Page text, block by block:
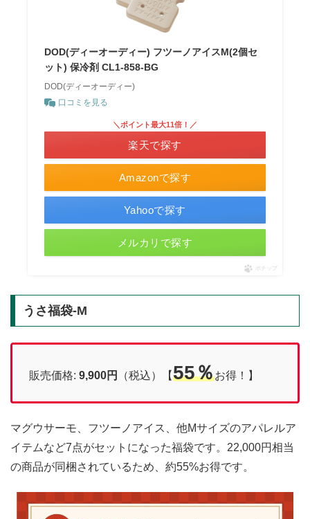
DOD(ディーオーディー) フツーノアイスM(2個セ
ット) 保冷剤 CL1-858-BG
DOD(ディーオーディー)
口コミを見る
Amazonで探す
＼ポイント最大11倍！／
楽天で探す
Yahooで探す
メルカリで探す
ポチップ
うさ福袋-M
販売価格: 9,900円 （税込）【55％お得！】
マグウサーモ、フツーノアイス、他Mサイズのアパレルア
イテムなど7点がセットになった福袋です。22,000円相当
の商品が同梱されているため、約55%お得です。